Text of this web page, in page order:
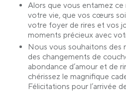
Alors que vous entamez
votre vie, que vos cœurs
votre foyer de rires et vos
moments précieux avec
Nous vous souhaitons des
des changements de
abondance d’amour et de
chérissez le magnifique
Félicitations pour l’arrivée